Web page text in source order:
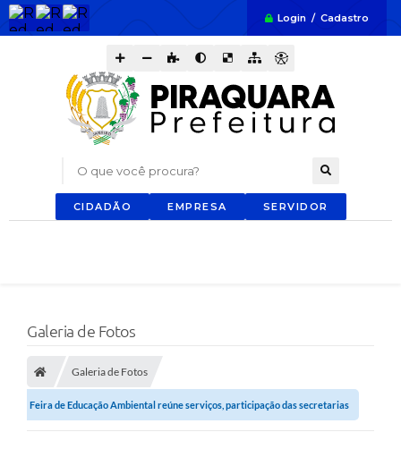
Login / Cadastro
O que você procura?
CIDADÃO EMPRESA SERVIDOR
Galeria de Fotos
Galeria de Fotos
Feira de Educação Ambiental reúne serviços, participação das secretarias